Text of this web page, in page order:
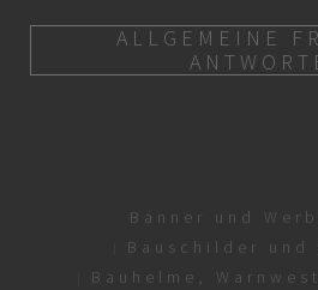
ALLGEMEINE
Banner und
Bauschilder und
Bauhelme,